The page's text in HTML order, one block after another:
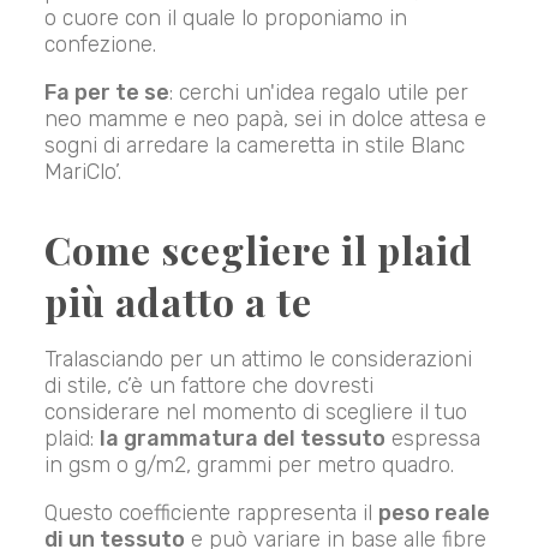
o cuore con il quale lo proponiamo in
confezione.
Fa per te se: cerchi un'idea regalo utile per
neo mamme e neo papà, sei in dolce attesa e
sogni di arredare la cameretta in stile Blanc
MariClo’.
Come scegliere il plaid
più adatto a te
Tralasciando per un attimo le considerazioni
di stile, c’è un fattore che dovresti
considerare nel momento di scegliere il tuo
plaid: la grammatura del tessuto espressa
in gsm o g/m2, grammi per metro quadro.
Questo coefficiente rappresenta il peso reale
di un tessuto e può variare in base alle fibre